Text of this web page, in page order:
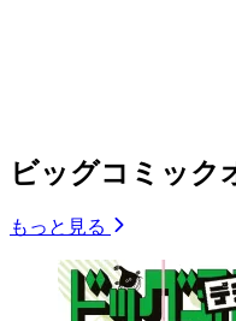
ビッグコミック
もっと見る